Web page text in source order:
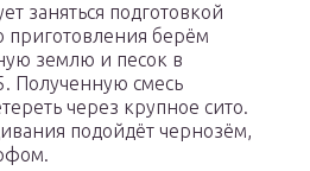
заняться подготовкой
приготовления берём
землю и песок в
Полученную смесь
через крупное сито.
подойдёт чернозём,